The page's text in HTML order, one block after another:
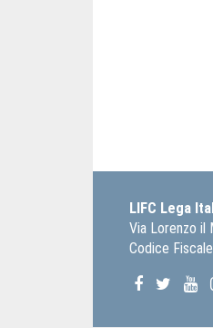
LIFC Lega
Via Lorenzo il
Codice